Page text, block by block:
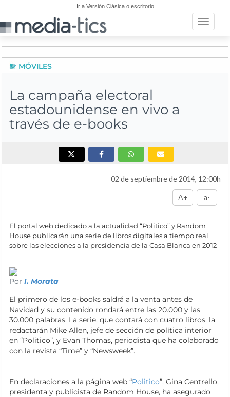
Ir a Versión Clásica o escritorio
Toggle
MÓVILES
La campaña electoral
estadounidense en vivo a
través de e-books
02 de septiembre de 2014, 12:00h
A+ a-
El portal web dedicado a la actualidad “Politico” y Random
House publicarán una serie de libros digitales a tiempo real
sobre las elecciones a la presidencia de la Casa Blanca en 2012
Por I. Morata
El primero de los e-books saldrá a la venta antes de
Navidad y su contenido rondará entre las 20.000 y las
30.000 palabras. La serie, que contará con cuatro libros, la
redactarán Mike Allen, jefe de sección de política interior
en “Politico”, y Evan Thomas, periodista que ha colaborado
con la revista “Time” y “Newsweek”.
En declaraciones a la página web “Politico”, Gina Centrello,
presidenta y publicista de Random House, ha asegurado